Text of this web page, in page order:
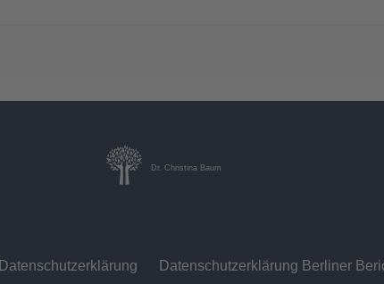
Dr. Christina Baum
Datenschutzerklärung Datenschutzerklärung Berliner